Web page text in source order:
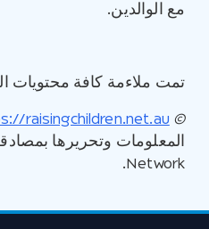
مع الوالدين.
تمت ملاءمة كافة محتويات
©
raisingchildren.net.au
Network.